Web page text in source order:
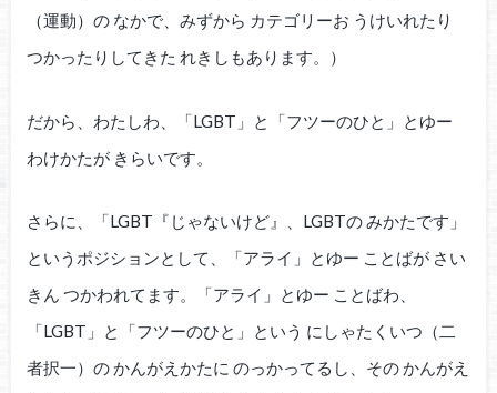
（運動）の なかで、みずから カテゴリーお うけいれたり
つかったりしてきた れきしもあります。）
だから、わたしわ、「LGBT」と「フツーのひと」とゆー
わけかたが きらいです。
さらに、「LGBT『じゃないけど』、LGBTの みかたです」
というポジションとして、「アライ」とゆー ことばが さい
きん つかわれてます。「アライ」とゆー ことばわ、
「LGBT」と「フツーのひと」という にしゃたくいつ（二
者択一）の かんがえかたに のっかってるし、その かんがえ